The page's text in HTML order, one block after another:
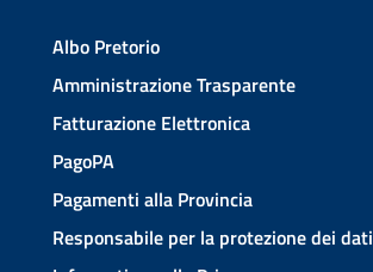
Albo Pretorio
Amministrazione Trasparente
Fatturazione Elettronica
PagoPA
Pagamenti alla Provincia
Responsabile per la protezione dei dati